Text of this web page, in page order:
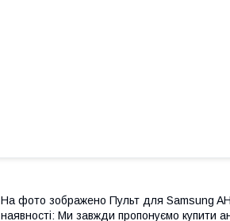
На фото зображено Пульт для Samsung
наявності: Ми завжди пропонуємо купити